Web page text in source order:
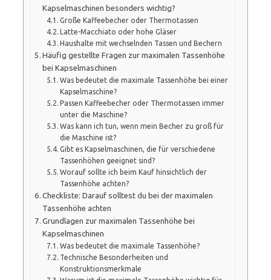
Kapselmaschinen besonders wichtig?
Große Kaffeebecher oder Thermotassen
Latte-Macchiato oder hohe Gläser
Haushalte mit wechselnden Tassen und Bechern
Häufig gestellte Fragen zur maximalen Tassenhöhe
bei Kapselmaschinen
Was bedeutet die maximale Tassenhöhe bei einer
Kapselmaschine?
Passen Kaffeebecher oder Thermotassen immer
unter die Maschine?
Was kann ich tun, wenn mein Becher zu groß für
die Maschine ist?
Gibt es Kapselmaschinen, die für verschiedene
Tassenhöhen geeignet sind?
Worauf sollte ich beim Kauf hinsichtlich der
Tassenhöhe achten?
Checkliste: Darauf solltest du bei der maximalen
Tassenhöhe achten
Grundlagen zur maximalen Tassenhöhe bei
Kapselmaschinen
Was bedeutet die maximale Tassenhöhe?
Technische Besonderheiten und
Konstruktionsmerkmale